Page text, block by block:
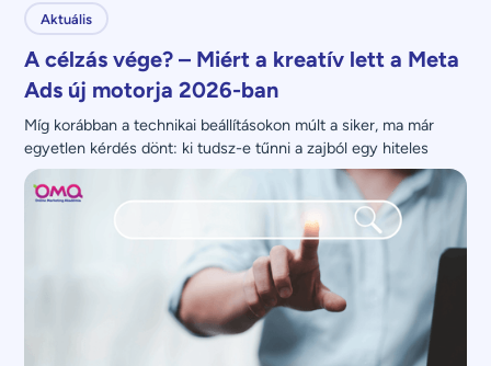
Aktuális
A célzás vége? – Miért a kreatív lett a Meta
Ads új motorja 2026-ban
Míg korábban a technikai beállításokon múlt a siker, ma már
egyetlen kérdés dönt: ki tudsz-e tűnni a zajból egy hiteles
üzenettel?